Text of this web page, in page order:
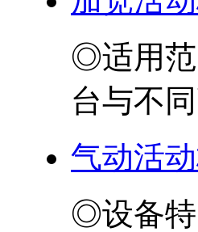
◎适用范
台与不
气动活
◎设备特